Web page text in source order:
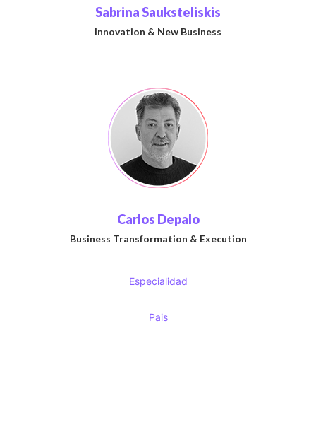
Especialidad
Pais
Sabrina Sauksteliskis
Innovation & New Business
Carlos Depalo
Business Transformation & Execution